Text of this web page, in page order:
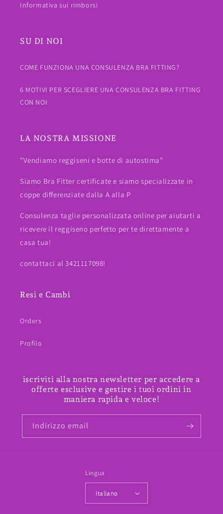
Informativa sui rimborsi
SU DI NOI
COME FUNZIONA UNA CONSULENZA BRA FITTING?
6 MOTIVI PER SCEGLIERE UNA CONSULENZA BRA FITTING
CON NOI
LA NOSTRA MISSIONE
"Vendiamo reggiseni e botte di autostima"
Siamo Bra Fitter certificate e siamo specializzate in
coppe differenziate dalla A alla P
Consulenza taglie personalizzata online per aiutarti a
ricevere il reggiseno perfetto per te direttamente a
casa tua!
contattaci al 3421117098!
Resi e Cambi
Orders
Profilo
iscriviti alla nostra newsletter per accedere a
offerte esclusive e gestire i tuoi ordini in
maniera rapida e veloce!
Indirizzo email
Lingua
Italiano